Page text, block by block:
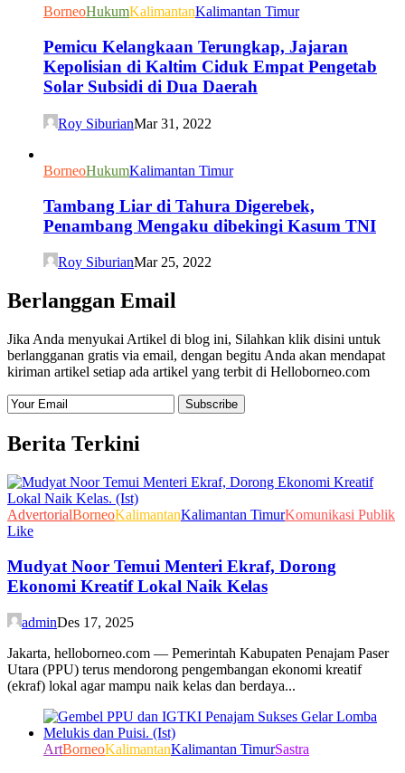
BorneoHukumKalimantanKalimantan Timur
Pemicu Kelangkaan Terungkap, Jajaran
Kepolisian di Kaltim Ciduk Empat Pengetab
Solar Subsidi di Dua Daerah
Roy SiburianMar 31, 2022
BorneoHukumKalimantan Timur
Tambang Liar di Tahura Digerebek,
Penambang Mengaku dibekingi Kasum TNI
Roy SiburianMar 25, 2022
Berlanggan Email
Jika Anda menyukai Artikel di blog ini, Silahkan klik disini untuk
berlangganan gratis via email, dengan begitu Anda akan mendapat
kiriman artikel setiap ada artikel yang terbit di Helloborneo.com
Berita Terkini
AdvertorialBorneoKalimantanKalimantan TimurKomunikasi Publik
Like
Mudyat Noor Temui Menteri Ekraf, Dorong
Ekonomi Kreatif Lokal Naik Kelas
adminDes 17, 2025
Jakarta, helloborneo.com — Pemerintah Kabupaten Penajam Paser
Utara (PPU) terus mendorong pengembangan ekonomi kreatif
(ekraf) lokal agar mampu naik kelas dan berdaya...
ArtBorneoKalimantanKalimantan TimurSastra